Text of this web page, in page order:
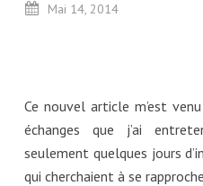
Mai 14, 2014
Ce nouvel article m’est
échanges que j’ai
seulement quelques jours
qui cherchaient à se